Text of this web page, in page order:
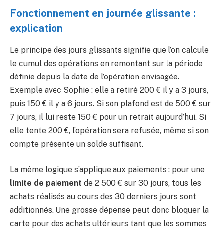
Fonctionnement en journée glissante :
explication
Le principe des jours glissants signifie que l’on calcule
le cumul des opérations en remontant sur la période
définie depuis la date de l’opération envisagée.
Exemple avec Sophie : elle a retiré 200 € il y a 3 jours,
puis 150 € il y a 6 jours. Si son plafond est de 500 € sur
7 jours, il lui reste 150 € pour un retrait aujourd’hui. Si
elle tente 200 €, l’opération sera refusée, même si son
compte présente un solde suffisant.
La même logique s’applique aux paiements : pour une
limite de paiement de 2 500 € sur 30 jours, tous les
achats réalisés au cours des 30 derniers jours sont
additionnés. Une grosse dépense peut donc bloquer la
carte pour des achats ultérieurs tant que les sommes